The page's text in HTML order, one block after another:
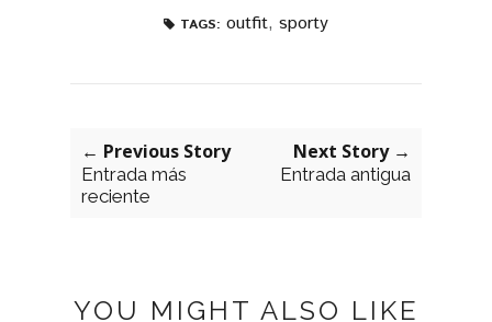
TAGS: outfit, sporty
← Previous Story
Entrada más
reciente
Next Story →
Entrada antigua
YOU MIGHT ALSO LIKE